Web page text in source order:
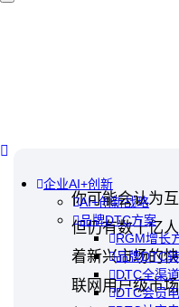
企业AI+创新
AI+创新战略
品牌DTC方案
RGM增长
品牌DTC
DTC全渠
DTC会员
你可能会认为
但仍有数十亿
着新兴市场的
联网用户级市